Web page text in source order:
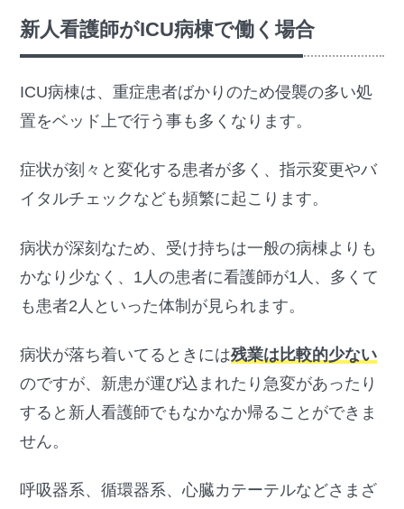
新人看護師がICU病棟で働く場合
ICU病棟は、重症患者ばかりのため侵襲の多い処
置をベッド上で行う事も多くなります。
症状が刻々と変化する患者が多く、指示変更やバ
イタルチェックなども頻繁に起こります。
病状が深刻なため、受け持ちは一般の病棟よりも
かなり少なく、1人の患者に看護師が1人、多くて
も患者2人といった体制が見られます。
病状が落ち着いてるときには残業は比較的少ない
のですが、新患が運び込まれたり急変があったり
すると新人看護師でもなかなか帰ることができま
せん。
呼吸器系、循環器系、心臓カテーテルなどさまざ